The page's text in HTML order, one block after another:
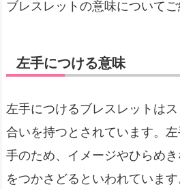
ブレスレットの意味についてご
左手につける意味
左手につけるブレスレットは
合いを持つとされています。
手のため、イメージやひらめ
をつかさどるといわれていま